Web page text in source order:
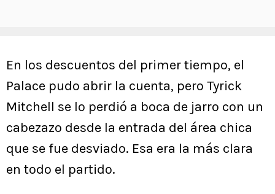
En los descuentos del primer tiempo, el
Palace pudo abrir la cuenta, pero Tyrick
Mitchell se lo perdió a boca de jarro con un
cabezazo desde la entrada del área chica
que se fue desviado. Esa era la más clara
en todo el partido.